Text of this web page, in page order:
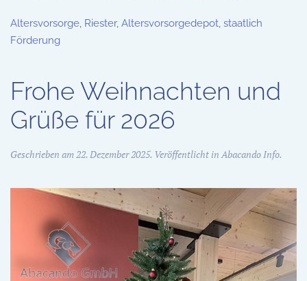
Altersvorsorge, Riester, Altersvorsorgedepot, staatlich
Förderung
Frohe Weihnachten und
Grüße für 2026
Geschrieben am22. Dezember 2025. Veröffentlicht inAbacando Info.